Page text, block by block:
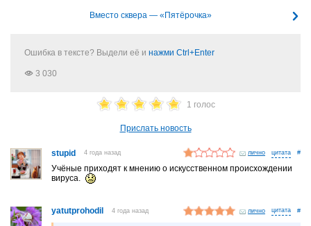
Вместо сквера — «Пятёрочка»
Ошибка в тексте? Выдели её и нажми Ctrl+Enter
3 030
1 голос
Прислать новость
stupid 4 года назад лично #
Учёные приходят к мнению о искусственном происхождении
вируса.
yatutprohodil 4 года назад лично #